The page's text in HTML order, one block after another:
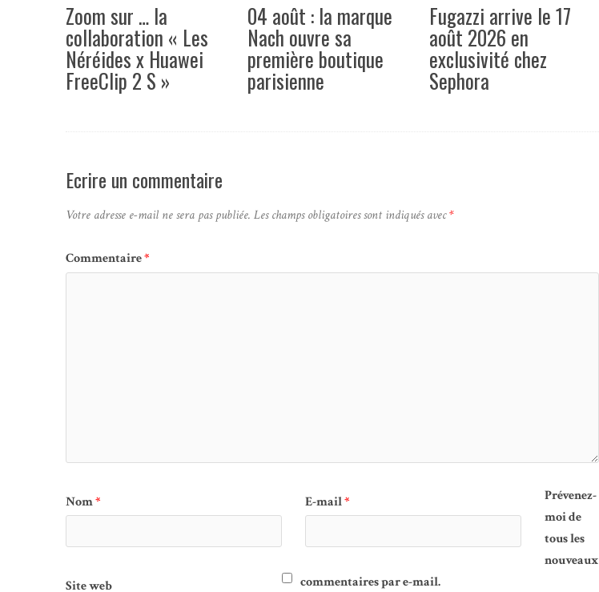
Zoom sur … la
collaboration « Les
Néréides x Huawei
FreeClip 2 S »
04 août : la marque
Nach ouvre sa
première boutique
parisienne
Fugazzi arrive le 17
août 2026 en
exclusivité chez
Sephora
Ecrire un commentaire
Votre adresse e-mail ne sera pas publiée. Les champs obligatoires sont indiqués avec*
Commentaire*
Nom* E-mail*
Site web
Prévenez-
moi de
tous les
nouveaux
commentaires par e-mail.